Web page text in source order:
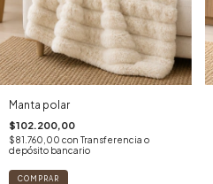
Manta polar
$102.200,00
$81.760,00 con Transferencia o
depósito bancario